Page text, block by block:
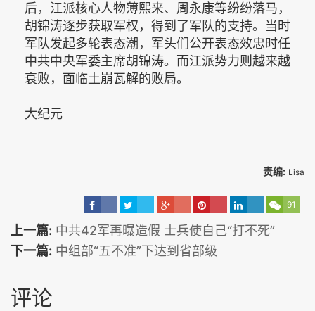
后，江派核心人物薄熙来、周永康等纷纷落马，
胡锦涛逐步获取军权，得到了军队的支持。当时
军队发起多轮表态潮，军头们公开表态效忠时任
中共中央军委主席胡锦涛。而江派势力则越来越
衰败，面临土崩瓦解的败局。
大纪元
责编: Lisa
91
上一篇: 中共42军再曝造假 士兵使自己“打不死”
下一篇: 中组部“五不准”下达到省部级
评论